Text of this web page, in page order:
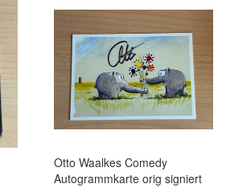
Otto Waalkes Comedy
Autogrammkarte orig signiert